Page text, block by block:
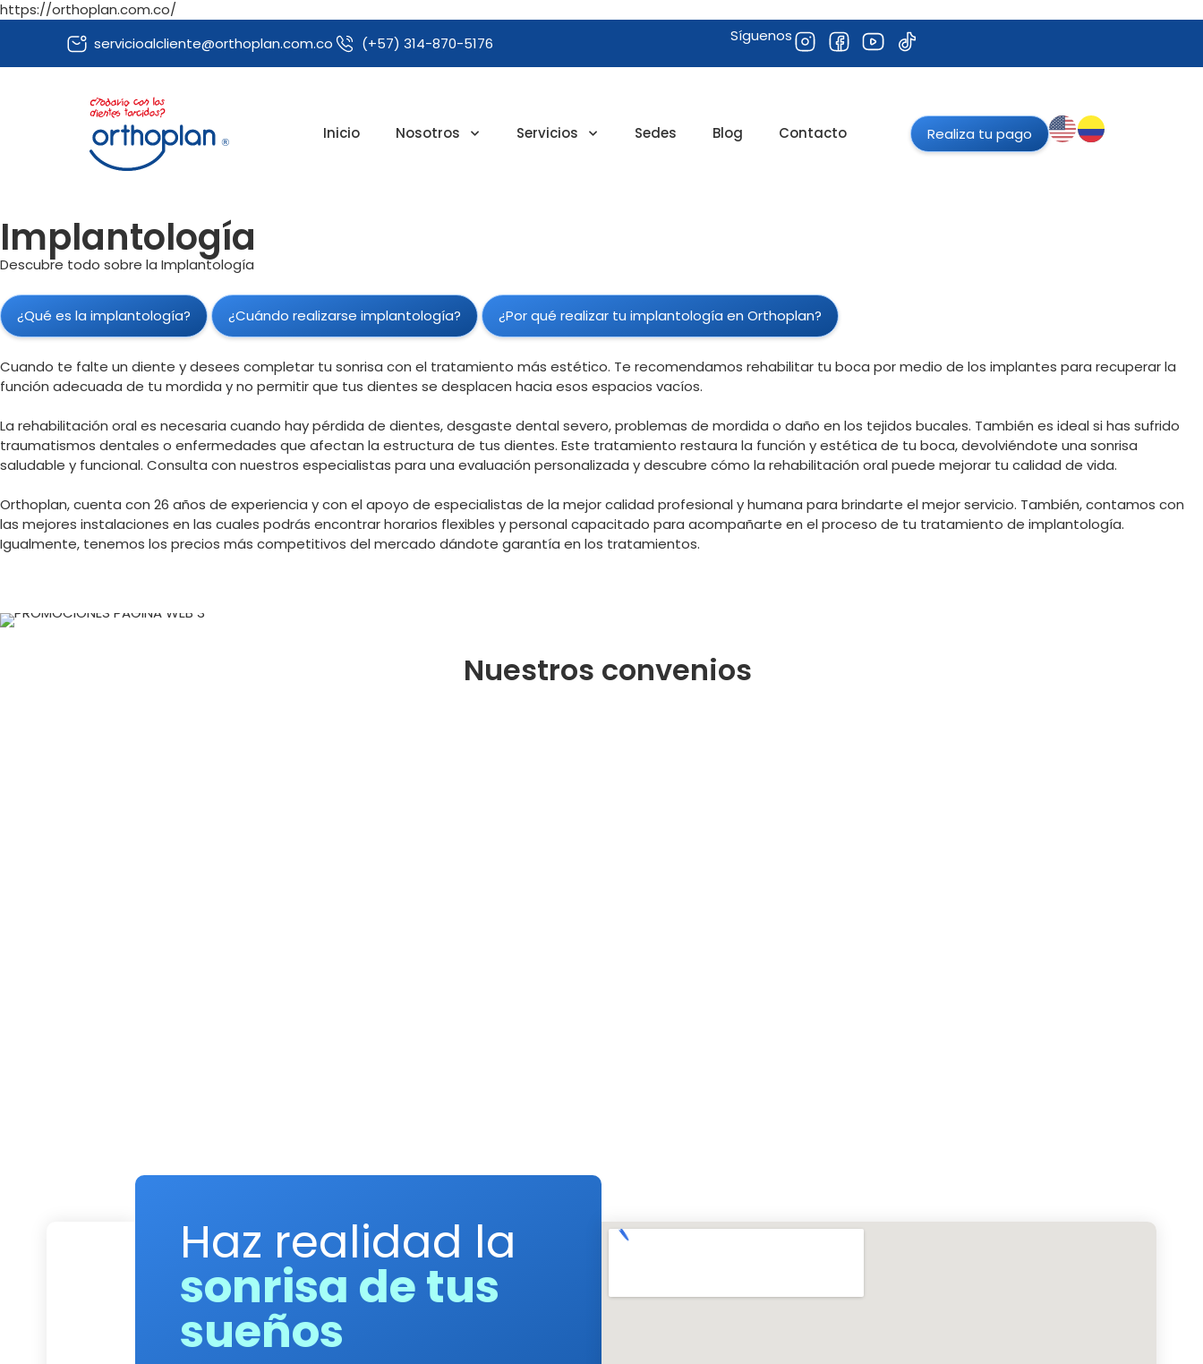
https://orthoplan.com.co/
servicioalcliente@orthoplan.com.co
(+57) 314-870-5176 Síguenos
Inicio Nosotros Servicios Sedes Blog Contacto Realiza tu pago
Implantología
Descubre todo sobre la Implantología
¿Qué es la implantología? ¿Cuándo realizarse implantología? ¿Por qué realizar tu implantología en Orthoplan?
Cuando te falte un diente y desees completar tu sonrisa con el tratamiento más estético. Te recomendamos rehabilitar tu boca por medio de los implantes para recuperar la
función adecuada de tu mordida y no permitir que tus dientes se desplacen hacia esos espacios vacíos.
La rehabilitación oral es necesaria cuando hay pérdida de dientes, desgaste dental severo, problemas de mordida o daño en los tejidos bucales. También es ideal si has sufrido
traumatismos dentales o enfermedades que afectan la estructura de tus dientes. Este tratamiento restaura la función y estética de tu boca, devolviéndote una sonrisa
saludable y funcional. Consulta con nuestros especialistas para una evaluación personalizada y descubre cómo la rehabilitación oral puede mejorar tu calidad de vida.
Orthoplan, cuenta con 26 años de experiencia y con el apoyo de especialistas de la mejor calidad profesional y humana para brindarte el mejor servicio. También, contamos con
las mejores instalaciones en las cuales podrás encontrar horarios flexibles y personal capacitado para acompañarte en el proceso de tu tratamiento de implantología.
Igualmente, tenemos los precios más competitivos del mercado dándote garantía en los tratamientos.
Nuestros convenios
Haz realidad la
sonrisa de tus
sueños